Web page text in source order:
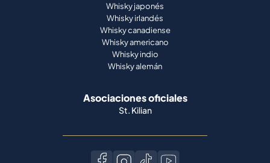
Whisky japonés
Whisky irlandés
Whisky canadiense
Whisky americano
Whisky indio
Whisky alemán
Asociaciones oficiales
St. Kilian